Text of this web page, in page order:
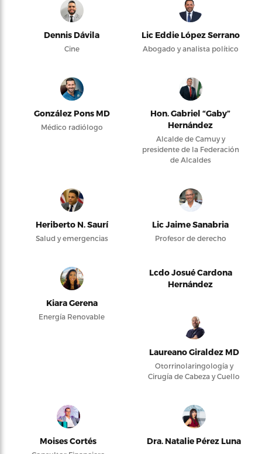
Dennis Dávila
Cine
Lic Eddie López Serrano
Abogado y analista político
González Pons MD
Médico radiólogo
Hon. Gabriel “Gaby”
Hernández
Alcalde de Camuy y
presidente de la Federación
de Alcaldes
Heriberto N. Saurí
Salud y emergencias
Lic Jaime Sanabria
Profesor de derecho
Kiara Gerena
Energía Renovable
Lcdo Josué Cardona
Hernández
Laureano Giraldez MD
Otorrinolaringología y
Cirugía de Cabeza y Cuello
Moises Cortés Dra. Natalie Pérez Luna